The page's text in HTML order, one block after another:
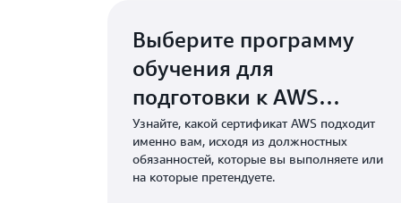
Выберите программу
обучения для
подготовки к AWS
Certification
Узнайте, какой сертификат AWS подходит
именно вам, исходя из должностных
обязанностей, которые вы выполняете или
на которые претендуете.